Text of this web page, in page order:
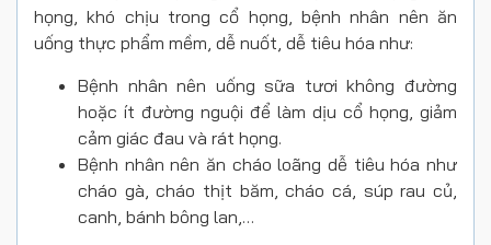
họng, khó chịu trong cổ họng, bệnh nhân nên ăn
uống thực phẩm mềm, dễ nuốt, dễ tiêu hóa như:
Bệnh nhân nên uống sữa tươi không đường
hoặc ít đường nguội để làm dịu cổ họng, giảm
cảm giác đau và rát họng.
Bệnh nhân nên ăn cháo loãng dễ tiêu hóa như
cháo gà, cháo thịt băm, cháo cá, súp rau củ,
canh, bánh bông lan,…